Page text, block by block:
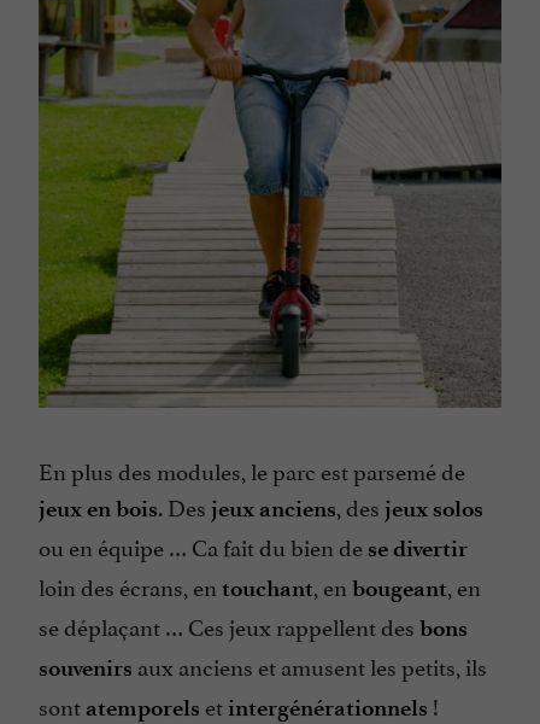
En plus des modules, le parc est parsemé de
jeux en bois. Des jeux anciens, des jeux solos
ou en équipe … Ca fait du bien de se divertir
loin des écrans, en touchant, en bougeant, en
se déplaçant … Ces jeux rappellent des bons
souvenirs aux anciens et amusent les petits, ils
sont atemporels etintergénérationnels !